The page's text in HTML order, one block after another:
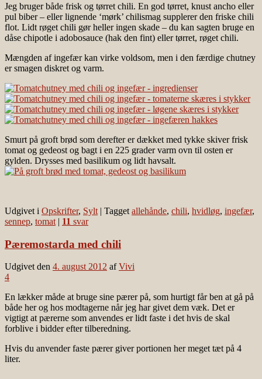
Jeg bruger både frisk og tørret chili. En god tørret, knust ancho eller
pul biber – eller lignende ‘mørk’ chilismag supplerer den friske chili
flot. Lidt røget chili gør heller ingen skade – du kan sagten bruge en
dåse chipotle i adobosauce (hak den fint) eller tørret, røget chili.
Mængden af ingefær kan virke voldsom, men i den færdige chutney
er smagen diskret og varm.
Smurt på groft brød som derefter er dækket med tykke skiver frisk
tomat og gedeost og bagt i en 225 grader varm ovn til osten er
gylden. Drysses med basilikum og lidt havsalt.
Udgivet i Opskrifter, Sylt | Tagget allehånde, chili, hvidløg, ingefær,
sennep, tomat | 11 svar
Pæremostarda med chili
Udgivet den 4. august 2012 afVivi
4
En lækker måde at bruge sine pærer på, som hurtigt får ben at gå på
både her og hos modtagerne når jeg har givet dem væk. Det er
vigtigt at pærerne som anvendes er lidt faste i det hvis de skal
forblive i bidder efter tilberedning.
Hvis du anvender faste pærer giver portionen her meget tæt på 4
liter.